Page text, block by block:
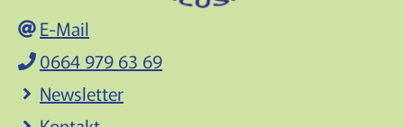
E-Mail
0664 979 63 69
Newsletter